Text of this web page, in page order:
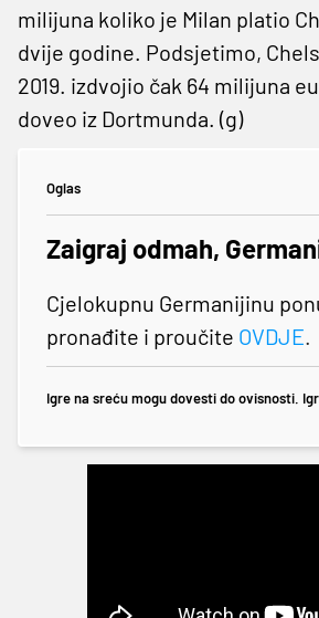
milijuna koliko je Milan platio
dvije godine. Podsjetimo,
2019. izdvojio čak 64 milijuna
doveo iz Dortmunda. (g)
Oglas
Zaigraj odmah,
Cjelokupnu Germanijinu
pronađite i proučite OVDJE.
Igre na sreću mogu dovesti do ovisnosti.